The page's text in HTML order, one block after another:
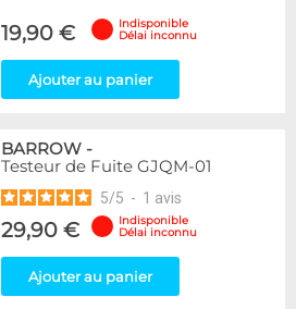
19,90 €
Indisponible
Délai inconnu
Ajouter au panier
BARROW -
Testeur de Fuite GJQM-01
5/5 - 1 avis
29,90 €
Indisponible
Délai inconnu
Ajouter au panier